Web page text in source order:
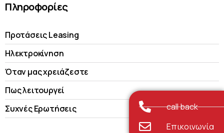
Πληροφορίες
Προτάσεις Leasing
Ηλεκτροκίνηση
Όταν μας χρειάζεστε
Πως λειτουργεί
Συχνές Ερωτήσεις
call back
Επικοινωνία